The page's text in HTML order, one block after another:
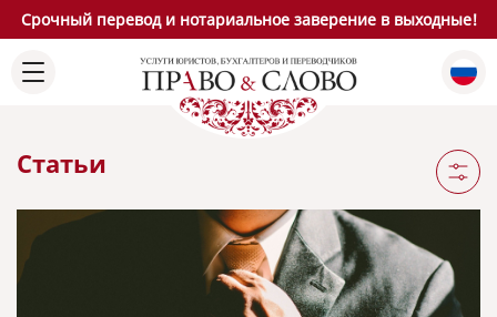
Срочный перевод и нотариальное заверение в выходные!
Статьи